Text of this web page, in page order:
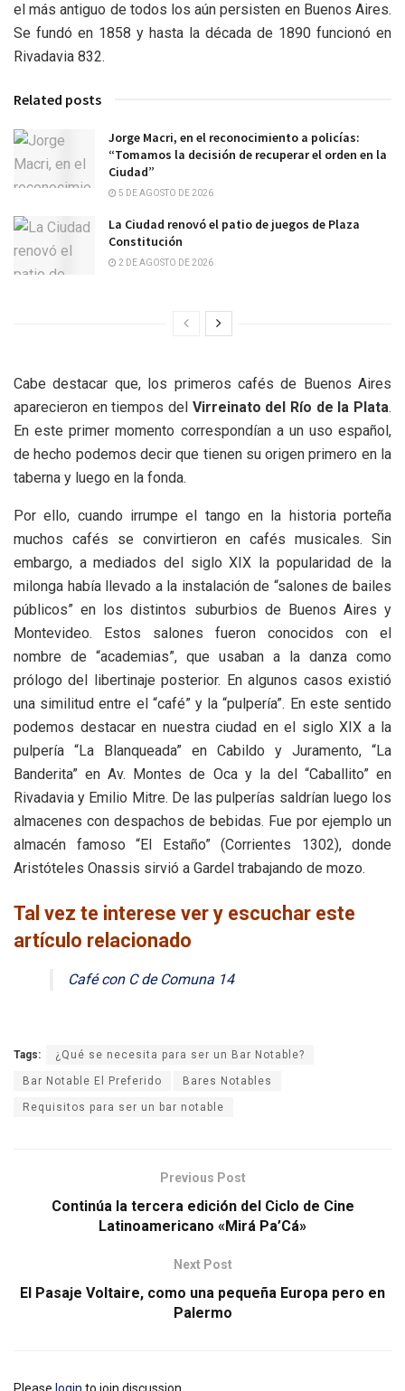
el más antiguo de todos los aún persisten en Buenos Aires.
Se fundó en 1858 y hasta la década de 1890 funcionó en
Rivadavia 832.
Related posts
Jorge Macri, en el reconocimiento a policías:
“Tomamos la decisión de recuperar el orden en la
Ciudad”
5 DE AGOSTO DE 2026
La Ciudad renovó el patio de juegos de Plaza
Constitución
2 DE AGOSTO DE 2026
Cabe destacar que, los primeros cafés de Buenos Aires
aparecieron en tiempos del Virreinato del Río de la Plata.
En este primer momento correspondían a un uso español,
de hecho podemos decir que tienen su origen primero en la
taberna y luego en la fonda.
Por ello, cuando irrumpe el tango en la historia porteña
muchos cafés se convirtieron en cafés musicales. Sin
embargo, a mediados del siglo XIX la popularidad de la
milonga había llevado a la instalación de “salones de bailes
públicos” en los distintos suburbios de Buenos Aires y
Montevideo. Estos salones fueron conocidos con el
nombre de “academias”, que usaban a la danza como
prólogo del libertinaje posterior. En algunos casos existió
una similitud entre el “café” y la “pulpería”. En este sentido
podemos destacar en nuestra ciudad en el siglo XIX a la
pulpería “La Blanqueada” en Cabildo y Juramento, “La
Banderita” en Av. Montes de Oca y la del “Caballito” en
Rivadavia y Emilio Mitre. De las pulperías saldrían luego los
almacenes con despachos de bebidas. Fue por ejemplo un
almacén famoso “El Estaño” (Corrientes 1302), donde
Aristóteles Onassis sirvió a Gardel trabajando de mozo.
Tal vez te interese ver y escuchar este
artículo relacionado
Café con C de Comuna 14
Tags: ¿Qué se necesita para ser un Bar Notable?
Bar Notable El Preferido Bares Notables
Requisitos para ser un bar notable
Previous Post
Continúa la tercera edición del Ciclo de Cine
Latinoamericano «Mirá Pa’Cá»
Next Post
El Pasaje Voltaire, como una pequeña Europa pero en
Palermo
Please login to join discussion